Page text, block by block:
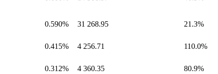
0.590% 31 268.95 21.3%
0.415% 4 256.71 110.0%
0.312% 4 360.35 80.9%